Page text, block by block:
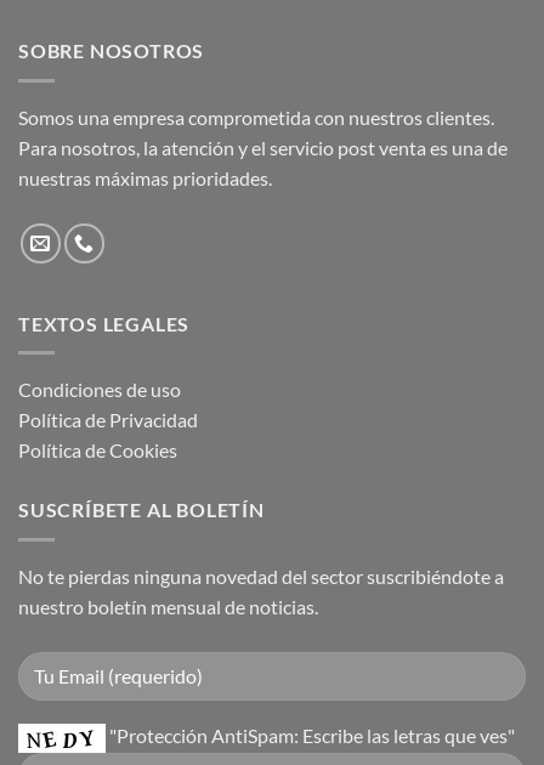
SOBRE NOSOTROS
Somos una empresa comprometida con nuestros clientes.
Para nosotros, la atención y el servicio post venta es una de
nuestras máximas prioridades.
TEXTOS LEGALES
Condiciones de uso
Política de Privacidad
Política de Cookies
SUSCRÍBETE AL BOLETÍN
No te pierdas ninguna novedad del sector suscribiéndote a
nuestro boletín mensual de noticias.
"Protección AntiSpam: Escribe las letras que ves"